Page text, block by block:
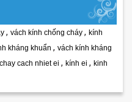
, vách kính chống cháy , kính
kháng khuẩn , vách kính kháng
cach nhiet ei , kính ei , kinh